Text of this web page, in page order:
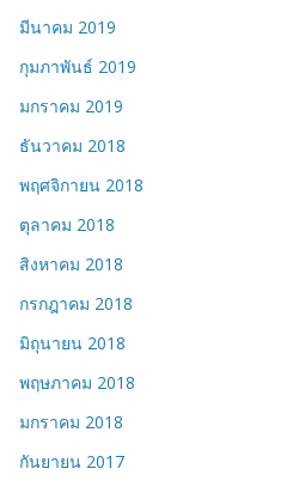
มีนาคม 2019
กุมภาพันธ์ 2019
มกราคม 2019
ธันวาคม 2018
พฤศจิกายน 2018
ตุลาคม 2018
สิงหาคม 2018
กรกฎาคม 2018
มิถุนายน 2018
พฤษภาคม 2018
มกราคม 2018
กันยายน 2017